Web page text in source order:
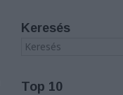
Keresés
Top 10